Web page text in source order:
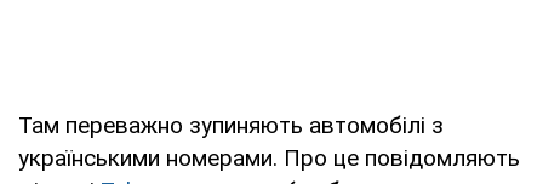
Там переважно зупиняють автомобілі з
українськими номерами. Про це повідомляють